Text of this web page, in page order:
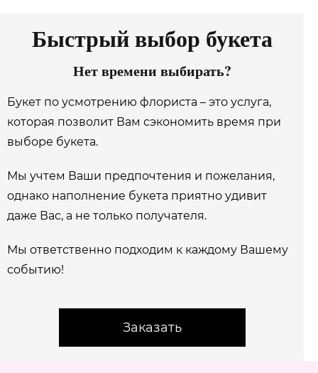
Быстрый выбор букета
Нет времени выбирать?
Букет по усмотрению флориста – это услуга,
которая позволит Вам сэкономить время при
выборе букета.
Мы учтем Ваши предпочтения и пожелания,
однако наполнение букета приятно удивит
даже Вас, а не только получателя.
Мы ответственно подходим к каждому Вашему
событию!
Заказать